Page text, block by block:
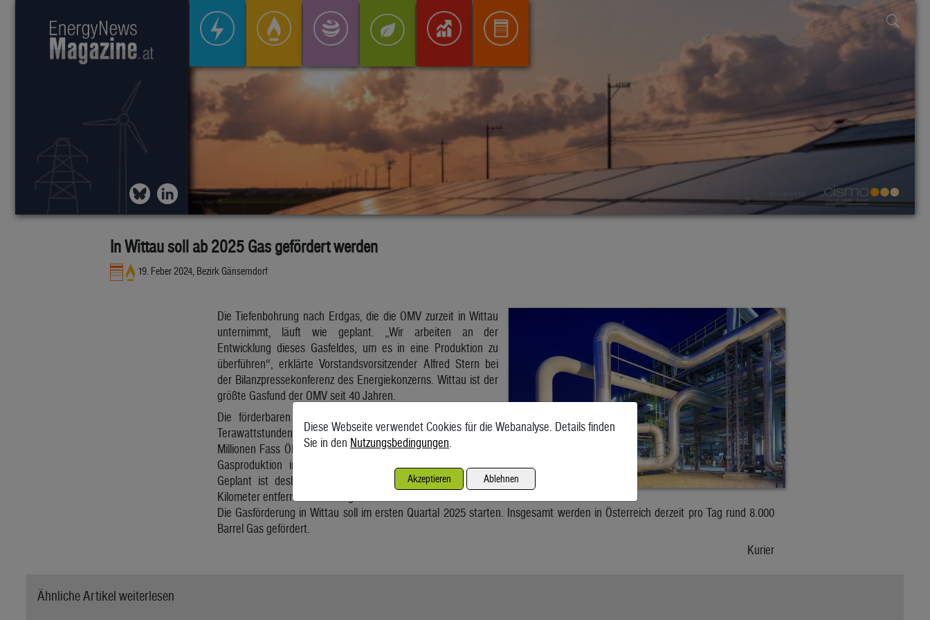
In Wittau soll ab 2025 Gas gefördert werden
19. Feber 2024, Bezirk Gänserndorf
Die Tiefenbohrung nach Erdgas, die die OMV zurzeit in Wittau
unternimmt, läuft wie geplant. „Wir arbeiten an der
Entwicklung dieses Gasfeldes, um es in eine Produktion zu
überführen“, erklärte Vorstandsvorsitzender Alfred Stern bei
der Bilanzpressekonferenz des Energiekonzerns. Wittau ist der
größte Gasfund der OMV seit 40 Jahren.
Die förderbaren Ressourcen des Gasfelds werden auf 48
Terawattstunden (TWh) geschätzt, das entspricht rund 28
Millionen Fass Öläquivalent. Damit kann die OMV die jährliche
Gasproduktion in Österreich um rund die Hälfte steigern.
Geplant ist deshalb auch der Bau einer Pipeline zur zehn
Kilometer entfernten Gasanlage in Aderklaa.
Die Gasförderung in Wittau soll im ersten Quartal 2025 starten. Insgesamt werden in Österreich derzeit pro Tag rund 8.000
Barrel Gas gefördert.
Kurier
Ähnliche Artikel weiterlesen
Diese Webseite verwendet Cookies für die Webanalyse. Details finden
Sie in den Nutzungsbedingungen
Akzeptieren Ablehnen